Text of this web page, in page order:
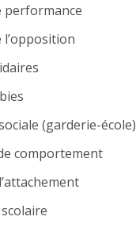
performance
(garderie-école)
comportement